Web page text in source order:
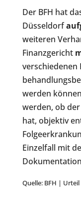
Der BFH hat
Düsseldorf
weiteren
Finanzgericht
verschiedenen
werden
werden, ob
hat, objektiv
Einzelfall mit
Quelle: BFH |